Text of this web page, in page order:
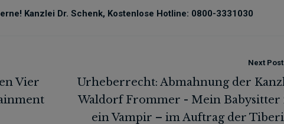
Kanzlei Dr. Schenk, Kostenlose Hotline: 0800-3331030
Next Post